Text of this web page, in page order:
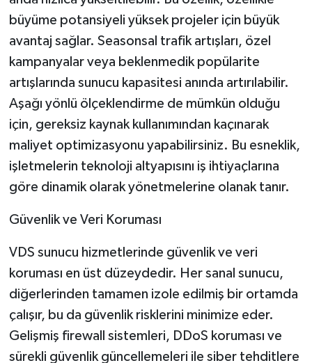
büyüme potansiyeli yüksek projeler için büyük
avantaj sağlar. Seasonsal trafik artışları, özel
kampanyalar veya beklenmedik popülarite
artışlarında sunucu kapasitesi anında artırılabilir.
Aşağı yönlü ölçeklendirme de mümkün olduğu
için, gereksiz kaynak kullanımından kaçınarak
maliyet optimizasyonu yapabilirsiniz. Bu esneklik,
işletmelerin teknoloji altyapısını iş ihtiyaçlarına
göre dinamik olarak yönetmelerine olanak tanır.
Güvenlik ve Veri Koruması
VDS sunucu hizmetlerinde güvenlik ve veri
koruması en üst düzeydedir. Her sanal sunucu,
diğerlerinden tamamen izole edilmiş bir ortamda
çalışır, bu da güvenlik risklerini minimize eder.
Gelişmiş firewall sistemleri, DDoS koruması ve
sürekli güvenlik güncellemeleri ile siber tehditlere